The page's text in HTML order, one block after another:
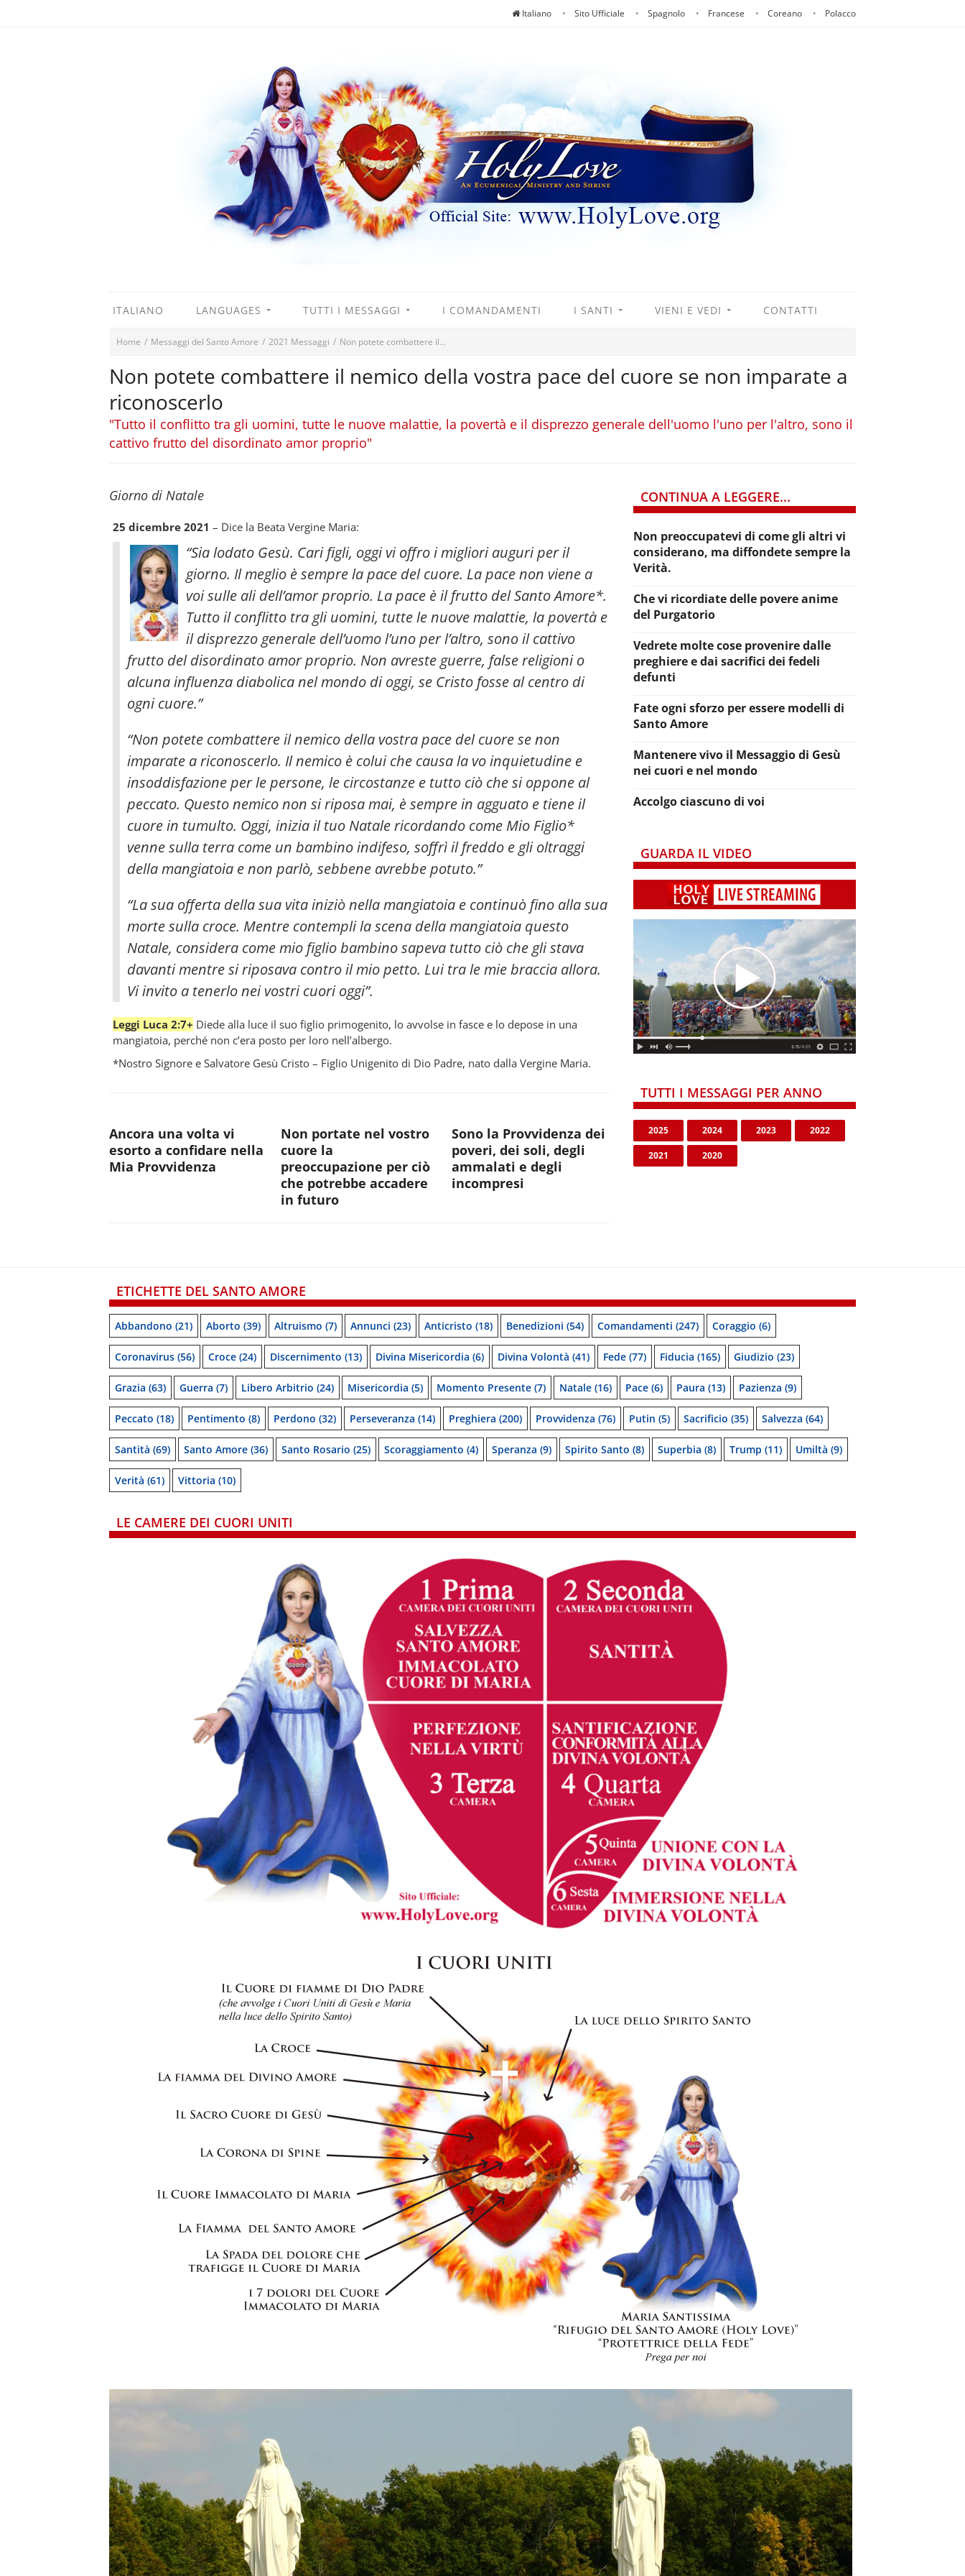
Italiano Sito Ufficiale Spagnolo Francese Coreano Polacco
ITALIANO LANGUAGES TUTTI I MESSAGGI I COMANDAMENTI I SANTI VIENI E VEDI CONTATTI
Home / Messaggi del Santo Amore / 2021 Messaggi / Non potete combattere il...
Non potete combattere il nemico della vostra pace del cuore se non imparate a
riconoscerlo
"Tutto il conflitto tra gli uomini, tutte le nuove malattie, la povertà e il disprezzo generale dell'uomo l'uno per l'altro, sono il
cattivo frutto del disordinato amor proprio"
Giorno di Natale
25 dicembre 2021 – Dice la Beata Vergine Maria:
“Sia lodato Gesù. Cari figli, oggi vi offro i migliori auguri per il
giorno. Il meglio è sempre la pace del cuore. La pace non viene a
voi sulle ali dell’amor proprio. La pace è il frutto del Santo Amore*.
Tutto il conflitto tra gli uomini, tutte le nuove malattie, la povertà e
il disprezzo generale dell’uomo l’uno per l’altro, sono il cattivo
frutto del disordinato amor proprio. Non avreste guerre, false religioni o
alcuna influenza diabolica nel mondo di oggi, se Cristo fosse al centro di
ogni cuore.”
“Non potete combattere il nemico della vostra pace del cuore se non
imparate a riconoscerlo. Il nemico è colui che causa la vo inquietudine e
insoddisfazione per le persone, le circostanze e tutto ciò che si oppone al
peccato. Questo nemico non si riposa mai, è sempre in agguato e tiene il
cuore in tumulto. Oggi, inizia il tuo Natale ricordando come Mio Figlio*
venne sulla terra come un bambino indifeso, soffrì il freddo e gli oltraggi
della mangiatoia e non parlò, sebbene avrebbe potuto.”
“La sua offerta della sua vita iniziò nella mangiatoia e continuò fino alla sua
morte sulla croce. Mentre contempli la scena della mangiatoia questo
Natale, considera come mio figlio bambino sapeva tutto ciò che gli stava
davanti mentre si riposava contro il mio petto. Lui tra le mie braccia allora.
Vi invito a tenerlo nei vostri cuori oggi”.
Leggi Luca 2:7+ Diede alla luce il suo figlio primogenito, lo avvolse in fasce e lo depose in una
mangiatoia, perché non c’era posto per loro nell’albergo.
*Nostro Signore e Salvatore Gesù Cristo – Figlio Unigenito di Dio Padre, nato dalla Vergine Maria.
Ancora una volta vi
esorto a confidare nella
Mia Provvidenza
Non portate nel vostro
cuore la
preoccupazione per ciò
che potrebbe accadere
in futuro
Sono la Provvidenza dei
poveri, dei soli, degli
ammalati e degli
incompresi
CONTINUA A LEGGERE...
Non preoccupatevi di come gli altri vi
considerano, ma diffondete sempre la
Verità.
Che vi ricordiate delle povere anime
del Purgatorio
Vedrete molte cose provenire dalle
preghiere e dai sacrifici dei fedeli
defunti
Fate ogni sforzo per essere modelli di
Santo Amore
Mantenere vivo il Messaggio di Gesù
nei cuori e nel mondo
Accolgo ciascuno di voi
GUARDA IL VIDEO
TUTTI I MESSAGGI PER ANNO
2025 2024 2023 2022
2021 2020
ETICHETTE DEL SANTO AMORE
Abbandono (21) Aborto (39) Altruismo (7) Annunci (23) Anticristo (18) Benedizioni (54) Comandamenti (247) Coraggio (6)
Coronavirus (56) Croce (24) Discernimento (13) Divina Misericordia (6) Divina Volontà (41) Fede (77) Fiducia (165) Giudizio (23)
Grazia (63) Guerra (7) Libero Arbitrio (24) Misericordia (5) Momento Presente (7) Natale (16) Pace (6) Paura (13) Pazienza (9)
Peccato (18) Pentimento (8) Perdono (32) Perseveranza (14) Preghiera (200) Provvidenza (76) Putin (5) Sacrificio (35) Salvezza (64)
Santità (69) Santo Amore (36) Santo Rosario (25) Scoraggiamento (4) Speranza (9) Spirito Santo (8) Superbia (8) Trump (11) Umiltà (9)
Verità (61) Vittoria (10)
LE CAMERE DEI CUORI UNITI